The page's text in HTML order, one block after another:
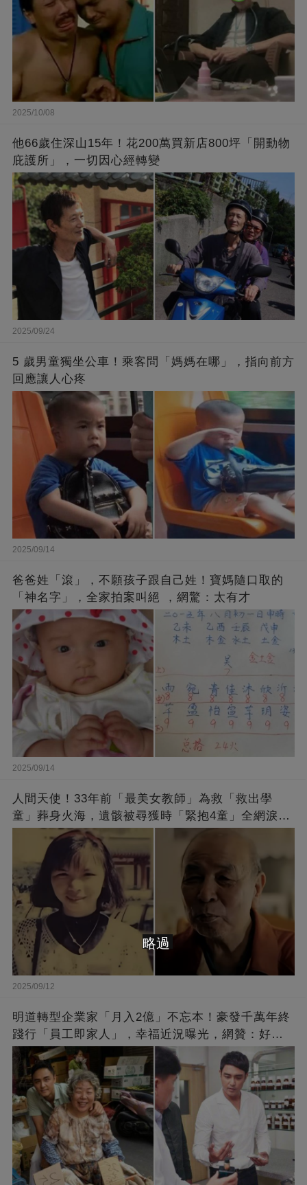
2025/10/08
他66歲住深山15年！花200萬買新店800坪「開動物
庇護所」，一切因心經轉變
2025/09/24
5 歲男童獨坐公車！乘客問「媽媽在哪」，指向前方
回應讓人心疼
2025/09/14
爸爸姓「滾」，不願孩子跟自己姓！寶媽隨口取的
「神名字」，全家拍案叫絕 ，網驚：太有才
2025/09/14
人間天使！33年前「最美女教師」為救「救出學
童」葬身火海，遺骸被尋獲時「緊抱4童」全網淚
崩：真正的英雄不該被遺忘
2025/09/12
明道轉型企業家「月入2億」不忘本！豪發千萬年終
踐行「員工即家人」，幸福近況曝光，網贊：好老
闆的福報
略過